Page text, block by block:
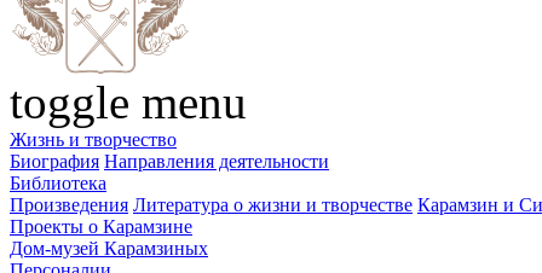
toggle menu
Жизнь и творчество
Биография Направления деятельности
Библиотека
Произведения Литература о жизни и творчестве Карамзин и
Проекты о Карамзине
Дом-музей Карамзиных